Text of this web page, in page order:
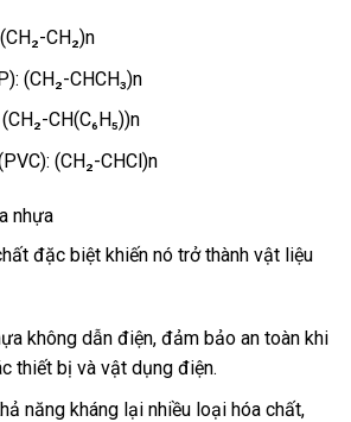
CH₂)n
(CH₂-CHCH₃)n
CH(C₆H₅))n
(CH₂-CHCl)n
nhựa
đặc biệt khiến nó trở thành vật liệu
không dẫn điện, đảm bảo an toàn khi
thiết bị và vật dụng điện.
năng kháng lại nhiều loại hóa chất,